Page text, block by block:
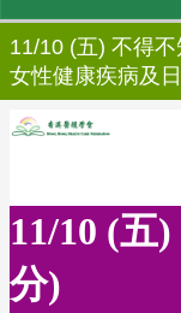
11/10 (五) 不得
女性健康疾病及
11/10 (五
分)